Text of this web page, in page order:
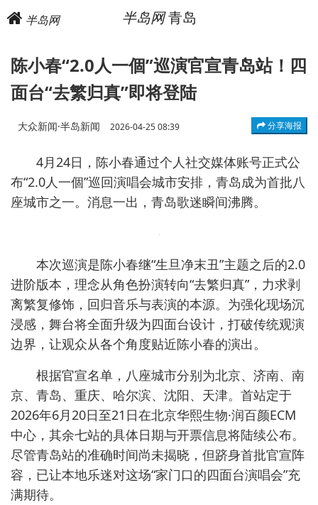
半岛网 半岛网青岛
陈小春“2.0人一個”巡演官宣青岛站！四
面台“去繁归真”即将登陆
大众新闻·半岛新闻 2026-04-25 08:39 分享海报
4月24日，陈小春通过个人社交媒体账号正式公
布“2.0人一個”巡回演唱会城市安排，青岛成为首批八
座城市之一。消息一出，青岛歌迷瞬间沸腾。
本次巡演是陈小春继“生旦净末丑”主题之后的2.0
进阶版本，理念从角色扮演转向“去繁归真”，力求剥
离繁复修饰，回归音乐与表演的本源。为强化现场沉
浸感，舞台将全面升级为四面台设计，打破传统观演
边界，让观众从各个角度贴近陈小春的演出。
根据官宣名单，八座城市分别为北京、济南、南
京、青岛、重庆、哈尔滨、沈阳、天津。首站定于
2026年6月20日至21日在北京华熙生物·润百颜ECM
中心，其余七站的具体日期与开票信息将陆续公布。
尽管青岛站的准确时间尚未揭晓，但跻身首批官宣阵
容，已让本地乐迷对这场“家门口的四面台演唱会”充
满期待。